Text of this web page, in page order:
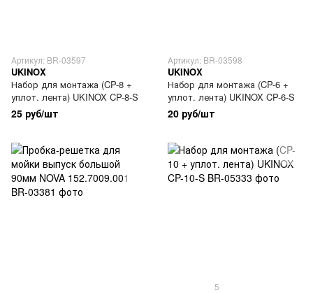
Артикул: BR-03597
UKINOX
Набор для монтажа (CP-8 +
уплот. лента) UKINOX CP-8-S
25 руб/шт
Артикул: BR-03598
UKINOX
Набор для монтажа (CP-6 +
уплот. лента) UKINOX CP-6-S
20 руб/шт
5